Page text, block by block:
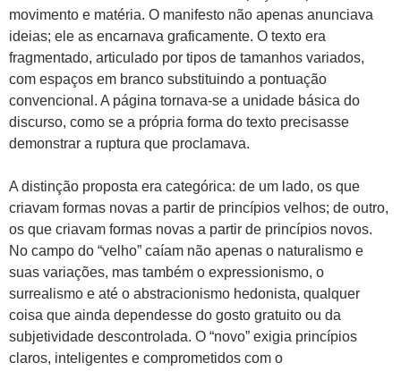
movimento e matéria. O manifesto não apenas anunciava
ideias; ele as encarnava graficamente. O texto era
fragmentado, articulado por tipos de tamanhos variados,
com espaços em branco substituindo a pontuação
convencional. A página tornava-se a unidade básica do
discurso, como se a própria forma do texto precisasse
demonstrar a ruptura que proclamava.
A distinção proposta era categórica: de um lado, os que
criavam formas novas a partir de princípios velhos; de outro,
os que criavam formas novas a partir de princípios novos.
No campo do “velho” caíam não apenas o naturalismo e
suas variações, mas também o expressionismo, o
surrealismo e até o abstracionismo hedonista, qualquer
coisa que ainda dependesse do gosto gratuito ou da
subjetividade descontrolada. O “novo” exigia princípios
claros, inteligentes e comprometidos com o